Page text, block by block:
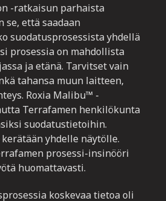
-ratkaisun parhaista
se, että saadaan
suodatusprosessista yhdellä
prosessia on mahdollista
ja etänä. Tarvitset vain
tahansa muun laitteen,
Roxia Malibu™ -
Terrafamen henkilökunta
suodatustietoihin.
yhdelle näytölle.
prosessi-insinööri
huomattavasti.
koskevaa tietoa oli